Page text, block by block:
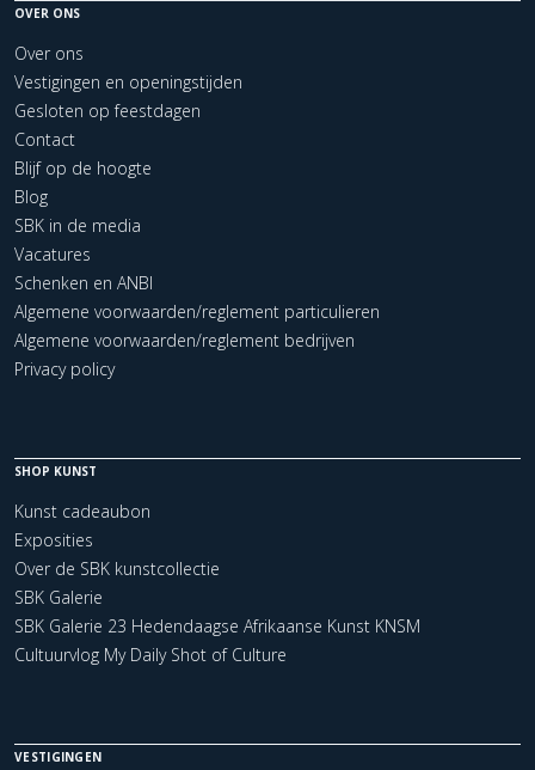
OVER ONS
Over ons
Vestigingen en openingstijden
Gesloten op feestdagen
Contact
Blijf op de hoogte
Blog
SBK in de media
Vacatures
Schenken en ANBI
Algemene voorwaarden/reglement particulieren
Algemene voorwaarden/reglement bedrijven
Privacy policy
SHOP KUNST
Kunst cadeaubon
Exposities
Over de SBK kunstcollectie
SBK Galerie
SBK Galerie 23 Hedendaagse Afrikaanse Kunst KNSM
Cultuurvlog My Daily Shot of Culture
VESTIGINGEN